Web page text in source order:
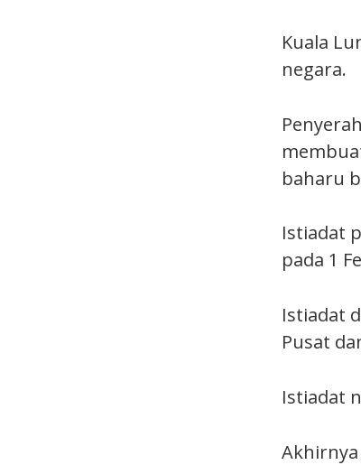
Kuala
negara.
baharu
Istiadat
pada 1
Istiadat
Pusat
Istiadat